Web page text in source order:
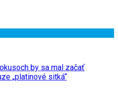
by sa mal začať
„platinové sitká“